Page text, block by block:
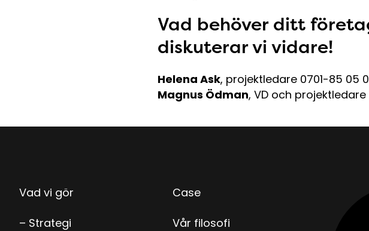
Vad behöver ditt
diskuterar vi vidare!
Helena Ask, projektledare 0701-85 05
Magnus Ödman, VD och
Vad vi gör
– Strategi
Case
Vår filosofi